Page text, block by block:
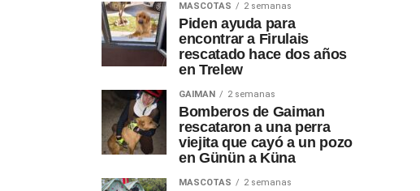
MASCOTAS 2 semanas
Piden ayuda para
encontrar a Firulais
rescatado hace dos años
en Trelew
GAIMAN 2 semanas
Bomberos de Gaiman
rescataron a una perra
viejita que cayó a un pozo
en Günün a Küna
MASCOTAS 2 semanas